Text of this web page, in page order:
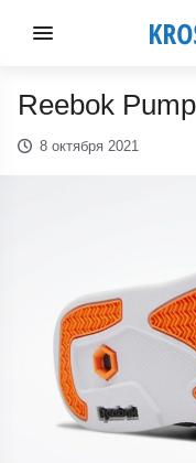
Reebok
8 октября 2021